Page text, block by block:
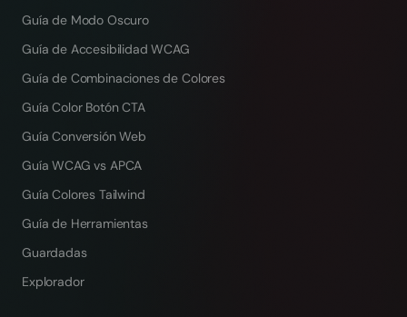
Guía de Modo Oscuro
Guía de Accesibilidad WCAG
Guía de Combinaciones de Colores
Guía Color Botón CTA
Guía Conversión Web
Guía WCAG vs APCA
Guía Colores Tailwind
Guía de Herramientas
Guardadas
Explorador